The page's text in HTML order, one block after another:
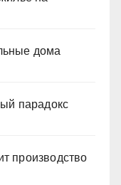
дома
парадокс
производство